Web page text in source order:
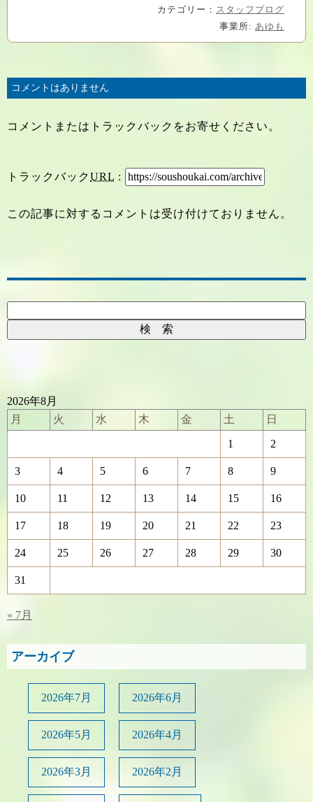
カテゴリー： スタッフブログ
事業所: あゆも
コメントはありません
コメントまたはトラックバックをお寄せください。
トラックバックURL :
この記事に対するコメントは受け付けておりません。
2026年8月
月
火 水 木 金 土 日
1 2
3 4 5 6 7 8 9
10 11 12 13 14 15 16
17 18 19 20 21 22 23
24 25 26 27 28 29 30
31
« 7月
アーカイブ
2026年7月 2026年6月
2026年5月 2026年4月
2026年3月 2026年2月